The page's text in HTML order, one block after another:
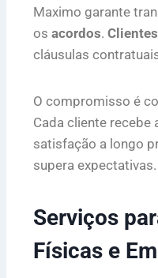
Maximo garante
os acordos. Clientes
cláusulas
O compromisso é
Cada cliente recebe
satisfação a longo
supera expectativas.
Serviços
Físicas e